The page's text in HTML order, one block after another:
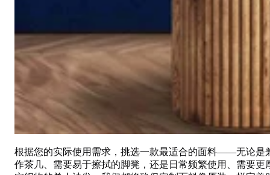
根据您的实际使用需求，挑选一款最适合的面料——无论是
作茶几、需要易于擦拭的脚凳，还是日常频繁使用、需要更